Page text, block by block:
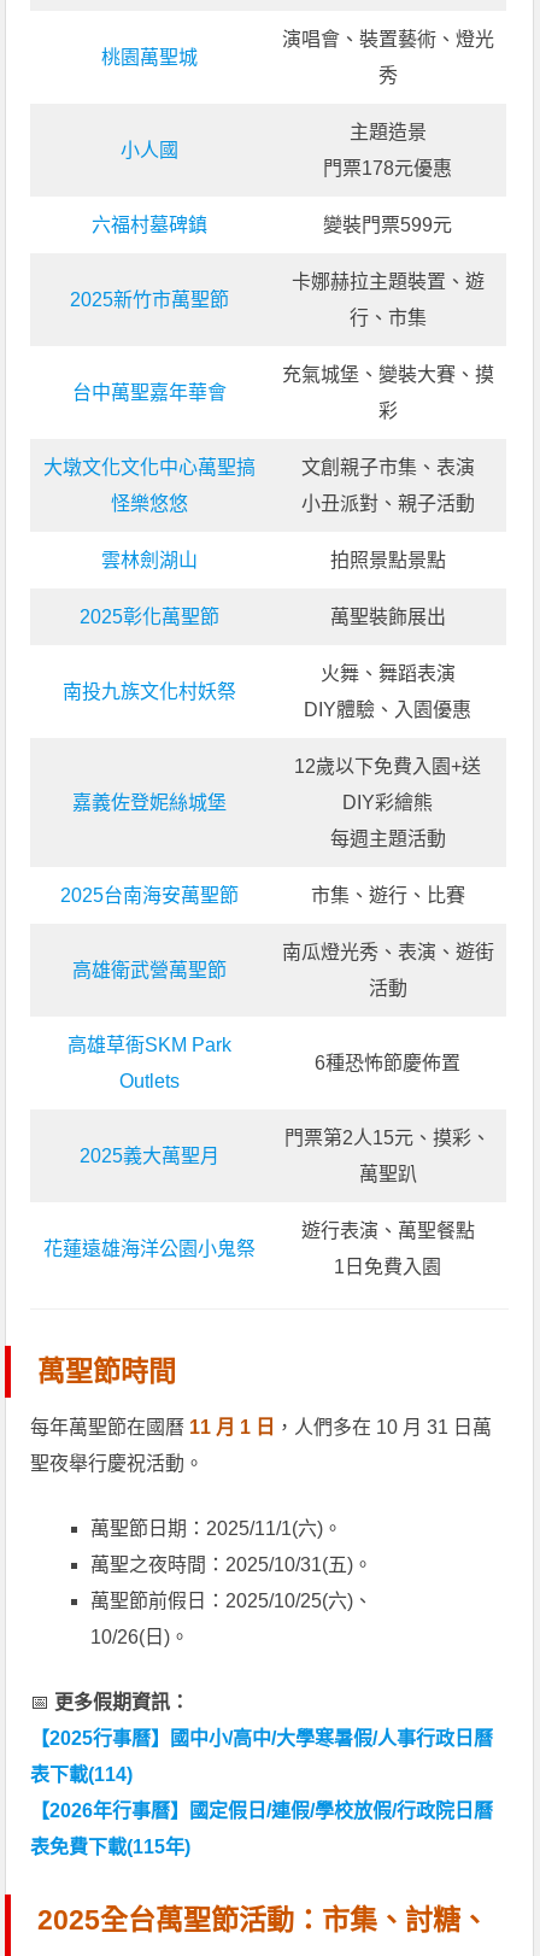
桃園萬聖城
演唱會、裝置藝術、燈光
秀
小人國
主題造景
門票178元優惠
六福村墓碑鎮 變裝門票599元
2025新竹市萬聖節
卡娜赫拉主題裝置、遊
行、市集
台中萬聖嘉年華會
充氣城堡、變裝大賽、摸
彩
大墩文化文化中心萬聖搞
怪樂悠悠
文創親子市集、表演
小丑派對、親子活動
雲林劍湖山 拍照景點景點
2025彰化萬聖節 萬聖裝飾展出
南投九族文化村妖祭
火舞、舞蹈表演
DIY體驗、入園優惠
嘉義佐登妮絲城堡
12歲以下免費入園+送
DIY彩繪熊
每週主題活動
2025台南海安萬聖節 市集、遊行、比賽
高雄衛武營萬聖節
南瓜燈光秀、表演、遊街
活動
高雄草衙SKM Park
Outlets
6種恐怖節慶佈置
2025義大萬聖月
門票第2人15元、摸彩、
萬聖趴
花蓮遠雄海洋公園小鬼祭
遊行表演、萬聖餐點
1日免費入園
萬聖節時間
每年萬聖節在國曆 11 月 1 日 ，人們多在 10 月 31 日萬
聖夜舉行慶祝活動。
萬聖節日期：2025/11/1(六)。
萬聖之夜時間：2025/10/31(五)。
萬聖節前假日：2025/10/25(六)、
10/26(日)。
📅 更多假期資訊：
【2025行事曆】國中小/高中/大學寒暑假/人事行政日曆
表下載(114)
【2026年行事曆】國定假日/連假/學校放假/行政院日曆
表免費下載(115年)
2025全台萬聖節活動：市集、討糖、